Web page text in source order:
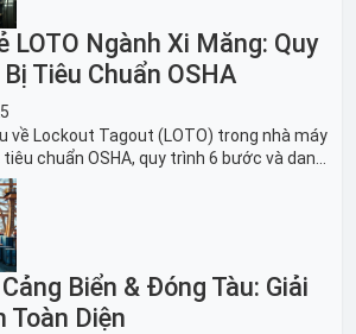
LOTO Ngành Xi Măng: Quy
Tiêu Chuẩn OSHA
về Lockout Tagout (LOTO) trong nhà máy
chuẩn OSHA, quy trình 6 bước và danh
yếu. Giải pháp bảo trì lò nung, máy
Biển & Đóng Tàu: Giải
Toàn Diện